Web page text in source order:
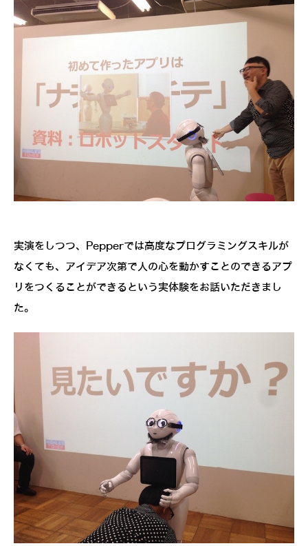
実演をしつつ、Pepperでは高度なプログラミングスキルが
なくても、アイデア次第で人の心を動かすことのできるアプ
リをつくることができるという実体験をお話いただきまし
た。